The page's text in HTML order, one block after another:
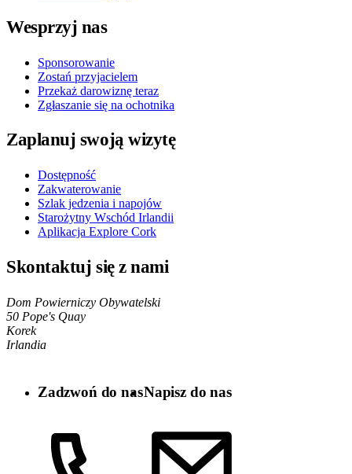
Wesprzyj nas
Sponsorowanie
Zostań przyjacielem
Przekaż darowiznę teraz
Zgłaszanie się na ochotnika
Zaplanuj swoją wizytę
Dostępność
Zakwaterowanie
Szlak jedzenia i napojów
Starożytny Wschód Irlandii
Aplikacja Explore Cork
Skontaktuj się z nami
Dom Powierniczy Obywatelski
50 Pope's Quay
Korek
Irlandia
Zadzwoń do nasNapisz do nas